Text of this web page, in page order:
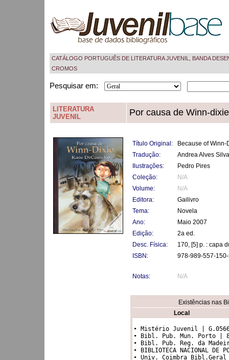
CATÁLOGO PORTUGUÊS DE LITERATURA JUVENIL, BANDA
CROMOS
Pesquisar em:
LITERATURA
JUVENIL
Por causa de Winn-dixie
Título Original:
Because of Winn-
Tradução:
Andrea Alves Silva
Ilustrações:
Pedro Pires
Coleção:
N/A
Volume:
N/A
Editora:
Gailivro
Tema:
Novela
Ano:
Maio 2007
Edição:
2a ed.
Desc. Física:
170, [5] p. : capa
ISBN:
978-989-557-
Notas: N/A
Existências nas
Local
• Mistério Juvenil |
• Bibl. Pub. Mun. Porto |
• Bibl. Pub. Reg. da
• BIBLIOTECA NACIONAL